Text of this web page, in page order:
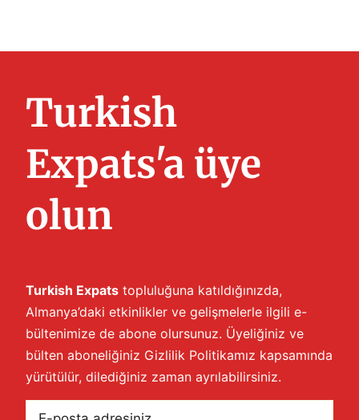
Turkish
Expats'a üye
olun
Turkish Expats topluluğuna katıldığınızda,
Almanya’daki etkinlikler ve gelişmelerle ilgili e-
bültenimize de abone olursunuz. Üyeliğiniz ve
bülten aboneliğiniz Gizlilik Politikamız kapsamında
yürütülür, dilediğiniz zaman ayrılabilirsiniz.